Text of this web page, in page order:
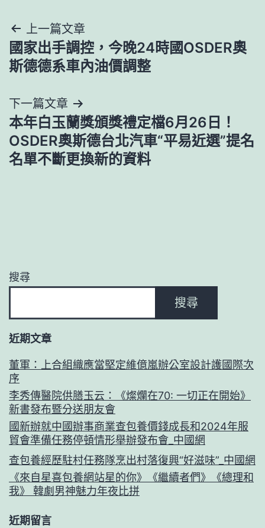
文
章
覽
上一篇文章
國家出手調控，今晚24時國OSDER奧
斯德德系車內油價調整
下一篇文章
本年白玉蘭獎頒獎禮定檔6月26日！
OSDER奧斯德台北汽車“平易近選”提名
名單不斷更換新的資料
搜尋
搜尋
近期文章
董軍：上合組織應當堅定維億嵐辦公室設計護國際次
序
李秀傳醫院供膳玉云：《燦爛在70: 一切正在開始》
新書發布暨分送朋友會
國新辦就中國辦事商業查包養價錢成長和2024年服
貿會準備任務停頓情形舉辦發布會_中國網
查包養經歷駐村任務隊烹出村落復興“好滋味”_中國網
《來自星喜包養網站星的你》《繼續者們》《總理和
我》 韓劇男神魅力年夜比拼
近期留言